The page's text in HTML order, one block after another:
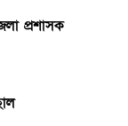
প্রশাসক